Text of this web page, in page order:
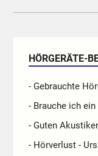
HÖRGERÄTE-
- Gebrauchte
- Brauche ich
- Guten
- Hörverlust -